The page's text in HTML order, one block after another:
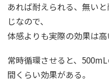
あれば耐えられる、無い
じなので、
体感よりも実際の効果は高
常時循環させると、
間くらい効果がある。